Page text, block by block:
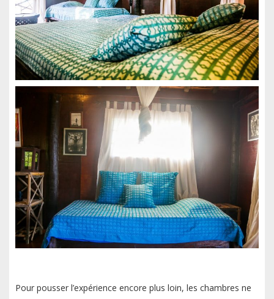
Pour pousser l’expérience encore plus loin, les chambres ne